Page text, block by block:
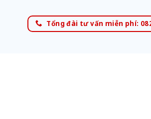
Tổng đài tư vấn miễn phí: